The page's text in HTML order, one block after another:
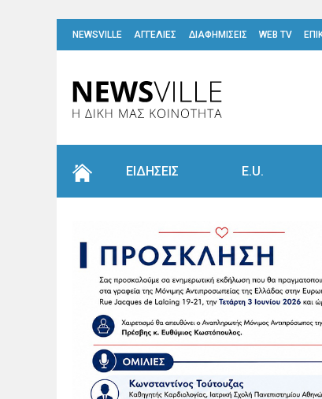
NEWSVILLE ΑΓΓΕΛΙΕΣ ΔΙΑΦΗΜΙΣΕΙΣ WEB TV
ΕΙΔΗΣΕΙΣ E.U.